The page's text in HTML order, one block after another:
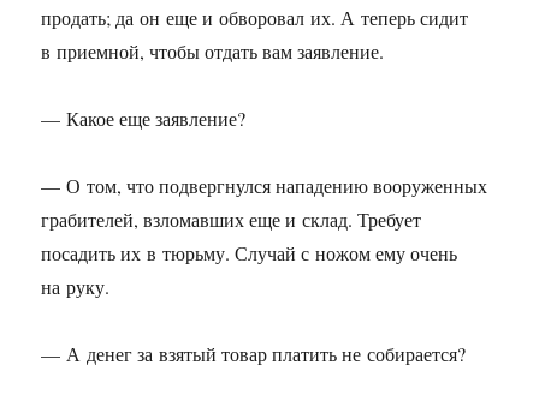
продать; да он еще и обворовал их. А теперь сидит
в приемной, чтобы отдать вам заявление.
— Какое еще заявление?
— О том, что подвергнулся нападению вооруженных
грабителей, взломавших еще и склад. Требует
посадить их в тюрьму. Случай с ножом ему очень
на руку.
— А денег за взятый товар платить не собирается?